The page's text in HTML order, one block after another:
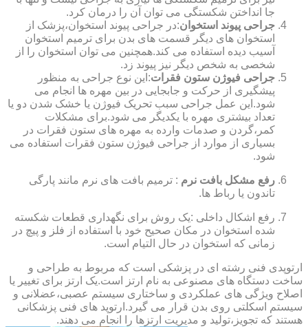
جا انداختن شکستگی می توان آن را درمان کرد.
جراحی پیوند استخوان:در جراحی پیوند استخوان،پزشک از
استخوان های دیگر قسمت های بدن برای ترمیم استخوان
آسیب دیده استفاده می کند.همچنین می توان استخوان را از
شخصی به شخص دیگر نیز پیوند زد.
جراحی فیوژن ستون فقرات:این نوع جراحی به منظور
پیشگیری از حرکت و جابجایی در بین مهره ها انجام می
شود.این عمل جراحی سبب تحریک فیوژن یا خشک شدن دو یا
تعداد بیشتری مهره با یکدیگر می شود.برای مشکلات
کمر،گردن و صدمات وارده به مهره های ستون فقرات در
بسیاری از موارد از جراحی فیوژن ستون فقرات استفاده می
شود.
رفع مشکل بافت نرم : ترمیم بافت های نرم مانند پارگی
تاندون یا رباط ها.
رفع اشکال داخلی :یک روش برای نگهداری قطعات شکسته
شده استخوان در مکان صحیح خود با استفاده از فلز و پیچ در
زمانی که استخوان در حال التیام است.
ارتوپدی فنی رشته ای در پزشکی است که مربوط به طراحی و
ساخت دستگاه های مصنوعی به نام ارتز است.یک ارتز برای تغییر یا
اصلاح ویژگی های عملکردی و ساختاری سیستم عصبی،عضلانی و
سیستم اسکلتی روی بدن قرار می گیرد.ارتوپد های فنی پزشکانی
هستند که تجویز،تولید و مدیریت ارتزها را انجام می دهند.